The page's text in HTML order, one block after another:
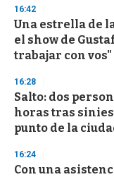
s
e
c
o
n
16:42
Una estrella de
el show de
trabajar con vos"
16:28
Salto: dos
horas tras
punto de la
16:24
Con una